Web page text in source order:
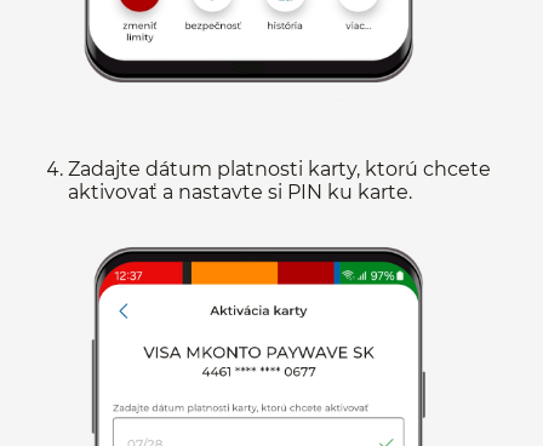
Zadajte dátum platnosti karty, ktorú chcete
aktivovať a nastavte si PIN ku karte.